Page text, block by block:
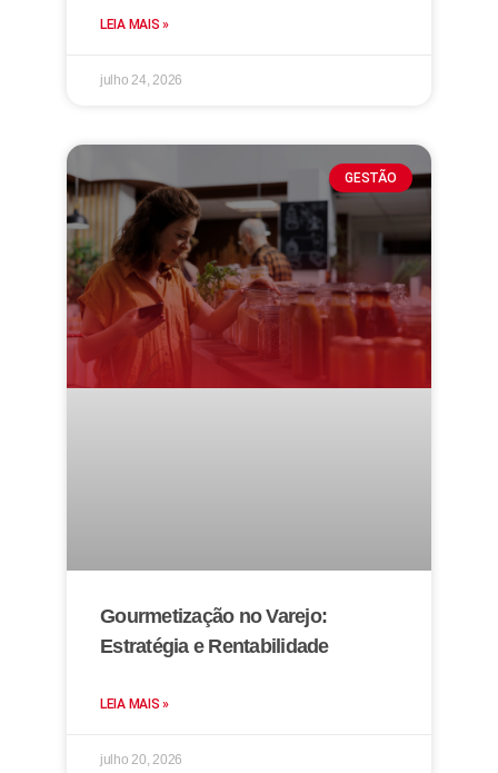
LEIA MAIS »
julho 24, 2026
GESTÃO
Gourmetização no Varejo:
Estratégia e Rentabilidade
LEIA MAIS »
julho 20, 2026